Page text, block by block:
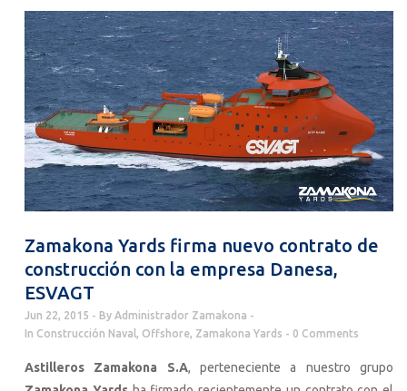
Zamakona Yards firma nuevo contrato de
construcción con la empresa Danesa,
ESVAGT
Jun 22, 2015 By Administrador Zamakona
In Construcción Naval, Offshore, Zamakona Yards 0 Comments
Astilleros Zamakona S.A, perteneciente a nuestro grupo